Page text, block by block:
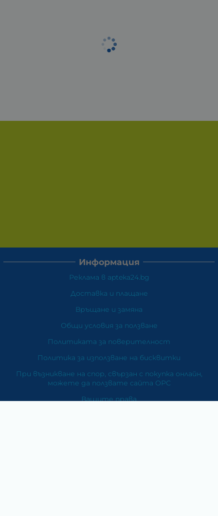
Информация
Реклама в apteka24.bg
Доставка и плащане
Връщане и замяна
Общи условия за ползване
Политиката за поверителност
Политика за използване на бисквитки
При възникване на спор, свързан с покупка онлайн,
можете да ползвате сайта ОРС
Вашите права